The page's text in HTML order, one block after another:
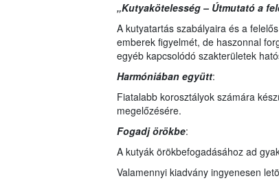
„Kutyakötelesség – Útmutató a
A kutyatartás szabályaira és a
emberek figyelmét, de haszonnal
egyéb kapcsolódó szakterületek
Harmóniában együtt:
Fiatalabb korosztályok számára
megelőzésére.
Fogadj örökbe:
A kutyák örökbefogadásához ad
Valamennyi kiadvány ingyenesen